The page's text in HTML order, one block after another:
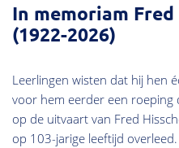
In memoriam
(1922-2026)
Leerlingen wisten dat hij hen
voor hem eerder een roeping
op de uitvaart van Fred
op 103-jarige leeftijd overleed.